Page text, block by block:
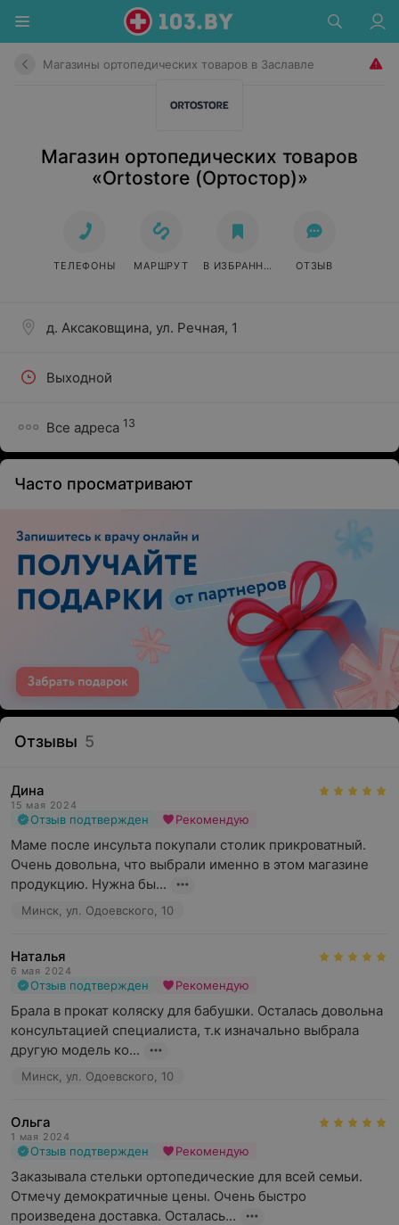
Магазины ортопедических товаров в Заславле
Магазин ортопедических товаров
«Ortostore (Ортостор)»
д. Аксаковщина, ул. Речная, 1
Выходной
Все адреса 13
ТЕЛЕФОНЫ МАРШРУТ В ИЗБРАННОЕ ОТЗЫВ
Часто просматривают
Отзывы 5
Дина
15 мая 2024
Отзыв подтвержден Рекомендую
Маме после инсульта покупали столик прикроватный.
Очень довольна, что выбрали именно в этом магазине
продукцию. Нужна бы...
Минск, ул. Одоевского, 10
Наталья
6 мая 2024
Отзыв подтвержден Рекомендую
Брала в прокат коляску для бабушки. Осталась довольна
консультацией специалиста, т.к изначально выбрала
другую модель ко...
Минск, ул. Одоевского, 10
Ольга
1 мая 2024
Отзыв подтвержден Рекомендую
Заказывала стельки ортопедические для всей семьи.
Отмечу демократичные цены. Очень быстро
произведена доставка. Осталась...